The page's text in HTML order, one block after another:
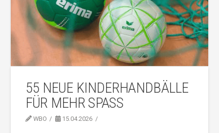
55 NEUE KINDERHANDBÄLLE
FÜR MEHR SPASS
WBO 15.04.2026